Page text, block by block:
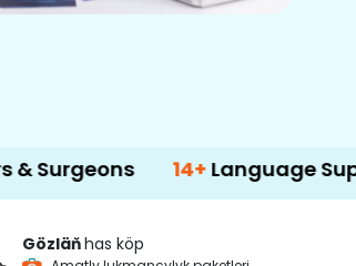
14+Language Support
Gözläňhas köp